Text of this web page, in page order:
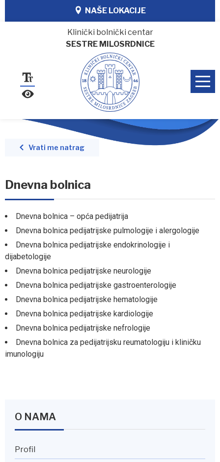
NAŠE LOKACIJE
Klinički bolnički centar
SESTRE MILOSRDNICE
Vrati me natrag
Dnevna bolnica
Dnevna bolnica – opća pedijatrija
Dnevna bolnica pedijatrijske pulmologije i alergologije
Dnevna bolnica pedijatrijske endokrinologije i
dijabetologije
Dnevna bolnica pedijatrijske neurologije
Dnevna bolnica pedijatrijske gastroenterologije
Dnevna bolnica pedijatrijske hematologije
Dnevna bolnica pedijatrijske kardiologije
Dnevna bolnica pedijatrijske nefrologije
Dnevna bolnica za pedijatrijsku reumatologiju i kliničku
imunologiju
O NAMA
Profil